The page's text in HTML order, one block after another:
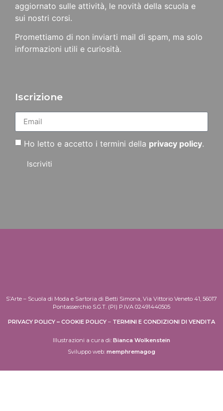
aggiornato sulle attività, le novità della scuola e
sui nostri corsi.
Promettiamo di non inviarti mail di spam, ma solo
informazioni utili e curiosità.
Iscrizione
Ho letto e accetto i termini della privacy policy.
Iscriviti
S’Arte – Scuola di Moda e Sartoria di Betti Simona, Via Vittorio Veneto 41, 56017
Pontasserchio S.G.T. (PI) P.IVA 02491440505
PRIVACY POLICY – COOKIE POLICY – TERMINI E CONDIZIONI DI VENDITA
Illustrazioni a cura di: Bianca Wolkenstein
Sviluppo web: memphremagog